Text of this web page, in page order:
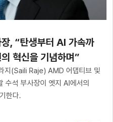
, “탄생부터 AI 가속까
혁신을 기념하며”
지(Saili Raje) AMD 어댑티브 및
수석 부사장이 엣지 AI에서의
한다.